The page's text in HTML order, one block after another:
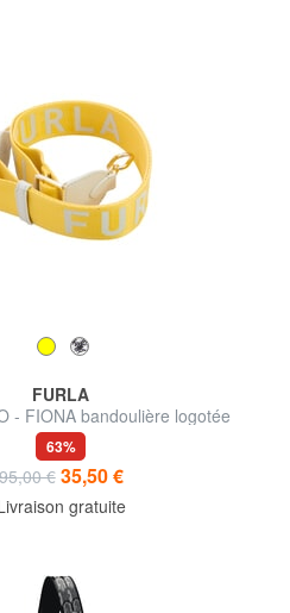
FURLA
- FIONA bandoulière logotée
63%
€ 35,50 €
gratuite